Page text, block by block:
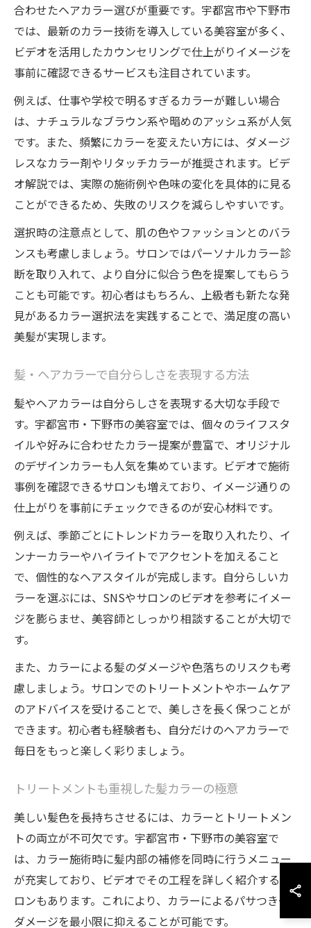
合わせたヘアカラー選びが重要です。宇都宮市や下野市
では、最新のカラー技術を導入している美容室が多く、
ビデオを活用したカウンセリングで仕上がりイメージを
事前に確認できるサービスも注目されています。
例えば、仕事や学校で明るすぎるカラーが難しい場合
は、ナチュラルなブラウン系や暗めのアッシュ系が人気
です。また、頻繁にカラーを変えたい方には、ダメージ
レスなカラー剤やリタッチカラーが推奨されます。ビデ
オ解説では、実際の施術例や色味の変化を具体的に見る
ことができるため、失敗のリスクを減らしやすいです。
選択時の注意点として、肌の色やファッションとのバラ
ンスも考慮しましょう。サロンではパーソナルカラー診
断を取り入れて、より自分に似合う色を提案してもらう
ことも可能です。初心者はもちろん、上級者も新たな発
見があるカラー選択法を実践することで、満足度の高い
美髪が実現します。
髪・ヘアカラーで自分らしさを表現する方法
髪やヘアカラーは自分らしさを表現する大切な手段で
す。宇都宮市・下野市の美容室では、個々のライフスタ
イルや好みに合わせたカラー提案が豊富で、オリジナル
のデザインカラーも人気を集めています。ビデオで施術
事例を確認できるサロンも増えており、イメージ通りの
仕上がりを事前にチェックできるのが安心材料です。
例えば、季節ごとにトレンドカラーを取り入れたり、イ
ンナーカラーやハイライトでアクセントを加えること
で、個性的なヘアスタイルが完成します。自分らしいカ
ラーを選ぶには、SNSやサロンのビデオを参考にイメー
ジを膨らませ、美容師としっかり相談することが大切で
す。
また、カラーによる髪のダメージや色落ちのリスクも考
慮しましょう。サロンでのトリートメントやホームケア
のアドバイスを受けることで、美しさを長く保つことが
できます。初心者も経験者も、自分だけのヘアカラーで
毎日をもっと楽しく彩りましょう。
トリートメントも重視した髪カラーの極意
美しい髪色を長持ちさせるには、カラーとトリートメン
トの両立が不可欠です。宇都宮市・下野市の美容室で
は、カラー施術時に髪内部の補修を同時に行うメニュー
が充実しており、ビデオでその工程を詳しく紹介するサ
ロンもあります。これにより、カラーによるパサつきや
ダメージを最小限に抑えることが可能です。